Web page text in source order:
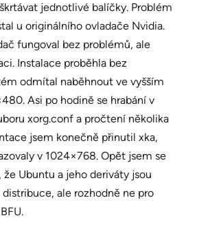
jednotlivé balíčky. Problém
u originálního ovladače Nvidia.
fungoval bez problémů, ale
Instalace proběhla bez
odmítal naběhnout ve vyšším
Asi po hodině se hrabání v
xorg.conf a pročtení několika
jsem konečně přinutil xka,
v 1024×768. Opět jsem se
Ubuntu a jeho deriváty jsou
ale rozhodně ne pro